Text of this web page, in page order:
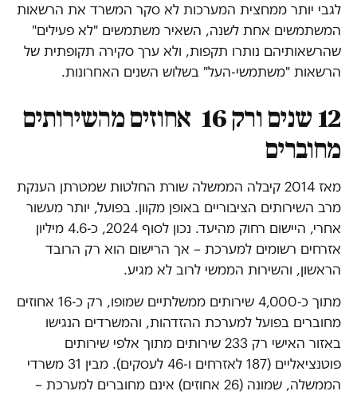
לגבי יותר ממחצית המערכות לא סקר המשרד את הרשאות
המשתמשים אחת לשנה, השאיר משתמשים "לא פעילים"
שהרשאותיהם נותרו תקפות, ולא ערך סקירה תקופתית של
הרשאות "משתמשי-העל" בשלוש השנים האחרונות.
12 שנים ורק 16 אחוזים מהשירותים
מחוברים
מאז 2014 קיבלה הממשלה שורת החלטות שמטרתן הענקת
מרב השירותים הציבוריים באופן מקוון. בפועל, יותר מעשור
אחרי, היישום רחוק מהיעד. נכון לסוף 2024, כ-4.6 מיליון
אזרחים רשומים למערכת – אך הרישום הוא רק הרובד
הראשון, והשירות הממשי לרוב לא מגיע.
מתוך כ-4,000 שירותים ממשלתיים שמופו, רק כ-16 אחוזים
מחוברים בפועל למערכת ההזדהות, והמשרדים הנגישו
באזור האישי רק 233 שירותים מתוך אלפי שירותים
פוטנציאליים (187 לאזרחים ו-46 לעסקים). מבין 31 משרדי
הממשלה, שמונה (26 אחוזים) אינם מחוברים למערכת –